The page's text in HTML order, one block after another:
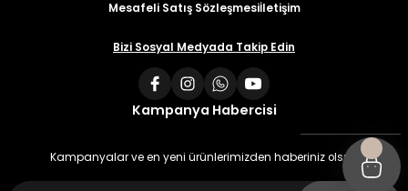
Mesafeli Satış Sözleşmesiİletişim
Bizi Sosyal Medyada Takip Edin
Kampanya Habercisi
Kampanyalar ve en yeni ürünlerimizden haberiniz olsun